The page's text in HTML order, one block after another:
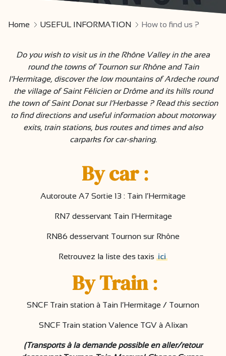
Home USEFUL INFORMATION How to find us ?
Do you wish to visit us in the Rhône Valley in the area
round the towns of Tournon sur Rhône and Tain
l’Hermitage, discover the low mountains of Ardeche round
the village of Saint Félicien or Drôme and its hills round
the town of Saint Donat sur l’Herbasse ? Read this section
to find directions and useful information about motorway
exits, train stations, bus routes and times and also
carparks for car-sharing.
By car:
Autoroute A7 Sortie 13 : Tain l’Hermitage
RN7 desservant Tain l’Hermitage
RN86 desservant Tournon sur Rhône
Retrouvez la liste des taxis ici
By Train:
SNCF Train station à Tain l’Hermitage / Tournon
SNCF Train station Valence TGV à Alixan
(Transports à la demande possible en aller/retour